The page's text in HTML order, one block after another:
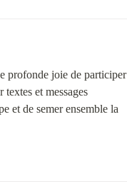
profonde joie de participer
et messages
et de semer ensemble la